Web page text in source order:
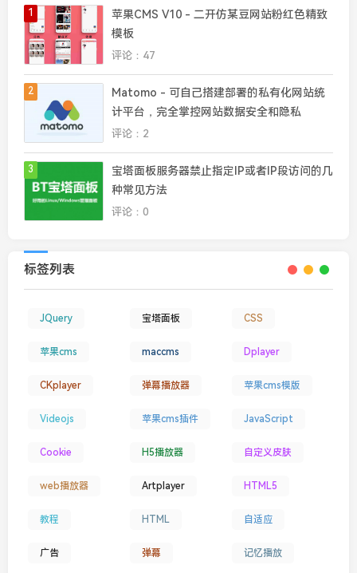
1
苹果CMS V10 - 二开仿某豆网站粉红色精致
模板
评论：47
2
Matomo - 可自己搭建部署的私有化网站统
计平台，完全掌控网站数据安全和隐私
评论：2
3
宝塔面板服务器禁止指定IP或者IP段访问的几
种常见方法
评论：0
标签列表
JQuery 宝塔面板 CSS
苹果cms maccms Dplayer
CKplayer 弹幕播放器 苹果cms模版
Videojs 苹果cms插件 JavaScript
Cookie H5播放器 自定义皮肤
web播放器 Artplayer HTML5
教程 HTML 自适应
广告 弹幕 记忆播放